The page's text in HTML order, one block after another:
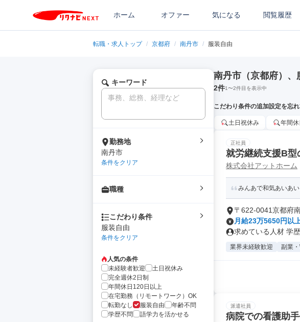
ホーム オファー 気になる 閲覧履歴
転職・求人トップ / 京都府 / 南丹市 / 服装自由
キーワード
勤務地
南丹市
条件をクリア
職種
こだわり条件
服装自由
条件をクリア
人気の条件
未経験者歓迎
土日祝休み
完全週休2日制
年間休日120日以上
在宅勤務（リモートワーク）OK
転勤なし
服装自由
年齢不問
学歴不問
語学力を活かせる
南丹市（京都府）、
2件1〜2件目を表示中
こだわり条件の追加設定を忘
土日祝休み 年間
正社員
就労継続支援B型
株式会社アットホーム
みんあで和気あいあ
〒622-0041京都府
月給23万5650円以
求めている人材 学
業界未経験歓迎 副業
派遣社員
病院での看護助